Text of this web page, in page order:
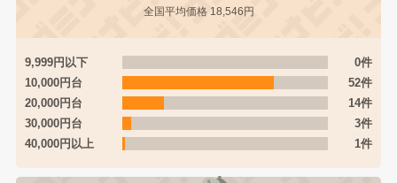
全国平均価格 18,546円
9,999円以下
0件
10,000円台
52件
20,000円台
14件
30,000円台
3件
40,000円以上
1件